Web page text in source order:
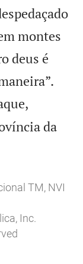
montes
deus é
da
TM, NVI
Inc.